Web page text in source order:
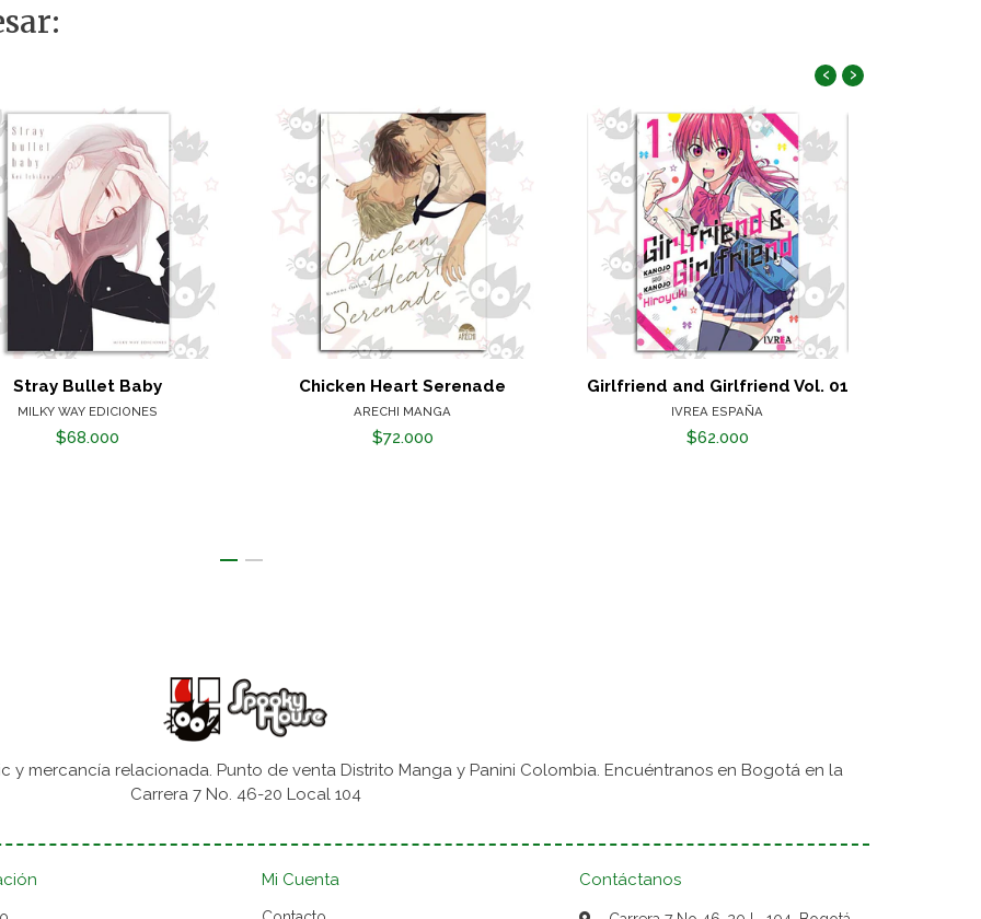
Stray Bullet Baby
MILKY WAY EDICIONES
$68.000
Chicken Heart Serenade
ARECHI MANGA
$72.000
Girlfriend and Girlfriend Vol. 01
IVREA ESPAÑA
$62.000
‹ ›
y mercancía relacionada. Punto de venta Distrito Manga y Panini Colombia. Encuéntranos en Bogotá en la
Carrera 7 No. 46-20 Local 104
Mi Cuenta Contáctanos